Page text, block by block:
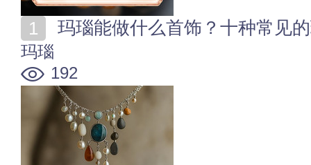
玛瑙能做什么首饰？十种常见
玛瑙
192